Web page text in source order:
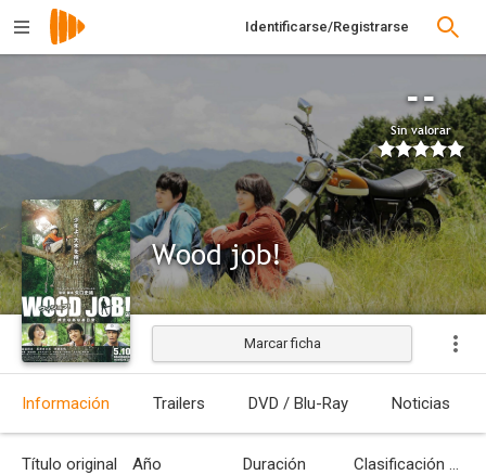
Identificarse/Registrarse
--
Sin valorar
Wood job!
Estrenada
Marcar ficha
Información Trailers DVD / Blu-Ray Noticias
Título original Año Duración Clasificación por edades